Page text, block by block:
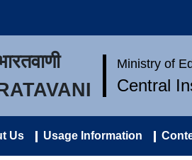
Ministry of
Central
Us Usage Information